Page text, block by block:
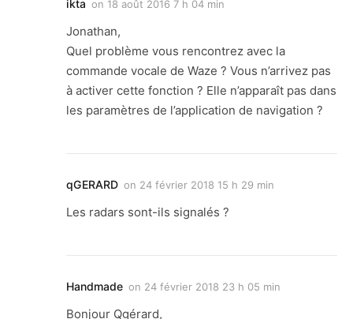
ikta on 18 août 2016 7 h 04 min
Jonathan,
Quel problème vous rencontrez avec la
commande vocale de Waze ? Vous n’arrivez pas
à activer cette fonction ? Elle n’apparaît pas dans
les paramètres de l’application de navigation ?
qGERARD on 24 février 2018 15 h 29 min
Les radars sont-ils signalés ?
Handmade on 24 février 2018 23 h 05 min
Bonjour Qgérard,